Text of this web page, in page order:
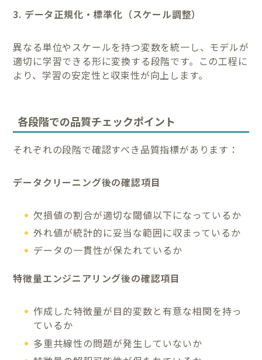
3. データ正規化・標準化（スケール調整）
異なる単位やスケールを持つ変数を統一し、モデルが
適切に学習できる形に変換する段階です。この工程に
より、学習の安定性と収束性が向上します。
各段階での品質チェックポイント
それぞれの段階で確認すべき品質指標があります：
データクリーニング後の確認項目
欠損値の割合が適切な閾値以下になっているか
外れ値が統計的に妥当な範囲に収まっているか
データの一貫性が保たれているか
特徴量エンジニアリング後の確認項目
作成した特徴量が目的変数と有意な相関を持っ
ているか
多重共線性の問題が発生していないか